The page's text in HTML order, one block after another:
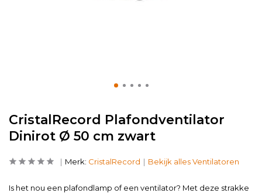
CristalRecord Plafondventilator
Dinirot Ø 50 cm zwart
Merk: CristalRecord Bekijk alles Ventilatoren
Is het nou een plafondlamp of een ventilator? Met deze strakke